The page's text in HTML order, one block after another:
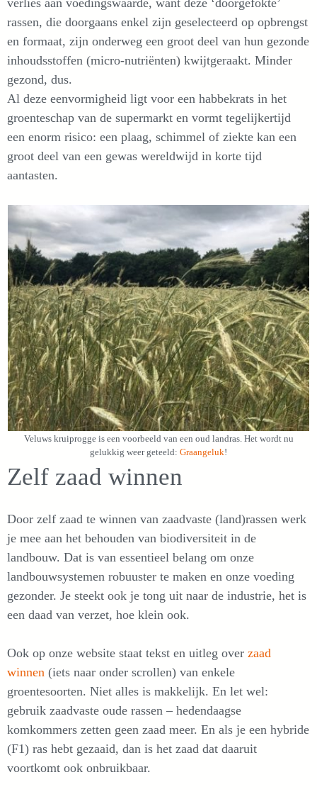
rassen, die doorgaans enkel zijn geselecteerd op opbrengst
en formaat, zijn onderweg een groot deel van hun gezonde
inhoudsstoffen (micro-nutriënten) kwijtgeraakt. Minder
gezond, dus.
Al deze eenvormigheid ligt voor een habbekrats in het
groenteschap van de supermarkt en vormt tegelijkertijd
een enorm risico: een plaag, schimmel of ziekte kan een
groot deel van een gewas wereldwijd in korte tijd
aantasten.
Veluws kruiprogge is een voorbeeld van een oud landras. Het wordt nu
gelukkig weer geteeld: Graangeluk!
Zelf zaad winnen
Door zelf zaad te winnen van zaadvaste (land)rassen werk
je mee aan het behouden van biodiversiteit in de
landbouw. Dat is van essentieel belang om onze
landbouwsystemen robuuster te maken en onze voeding
gezonder. Je steekt ook je tong uit naar de industrie, het is
een daad van verzet, hoe klein ook.
Ook op onze website staat tekst en uitleg over zaad
winnen (iets naar onder scrollen) van enkele
groentesoorten. Niet alles is makkelijk. En let wel:
gebruik zaadvaste oude rassen – hedendaagse
komkommers zetten geen zaad meer. En als je een hybride
(F1) ras hebt gezaaid, dan is het zaad dat daaruit
voortkomt ook onbruikbaar.